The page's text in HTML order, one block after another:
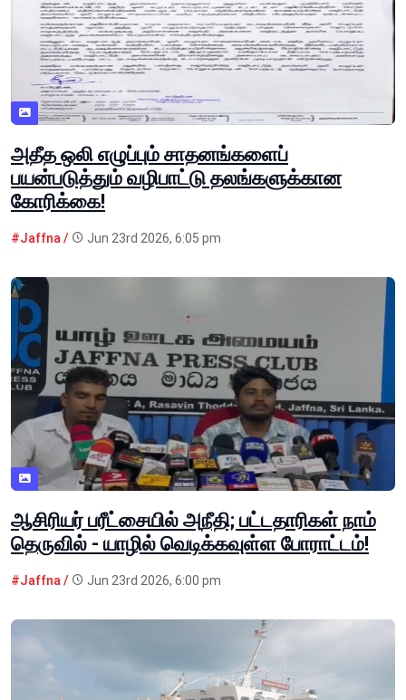
அதீத ஒலி எழுப்பும் சாதனங்களைப்
பயன்படுத்தும் வழிபாட்டு தலங்களுக்கான
கோரிக்கை!
#Jaffna / Jun 23rd 2026, 6:05 pm
ஆசிரியர் பரீட்சையில் அநீதி; பட்டதாரிகள் நாம்
தெருவில் - யாழில் வெடிக்கவுள்ள போராட்டம்!
#Jaffna / Jun 23rd 2026, 6:00 pm